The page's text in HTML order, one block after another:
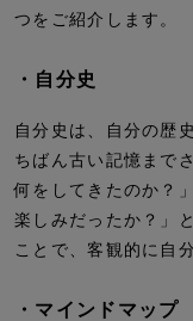
つをご紹介します。
・自分史
自分史は、自分の歴
ちばん古い記憶まで
何をしてきたのか？
楽しみだったか？」
ことで、客観的に自
・マインドマップ